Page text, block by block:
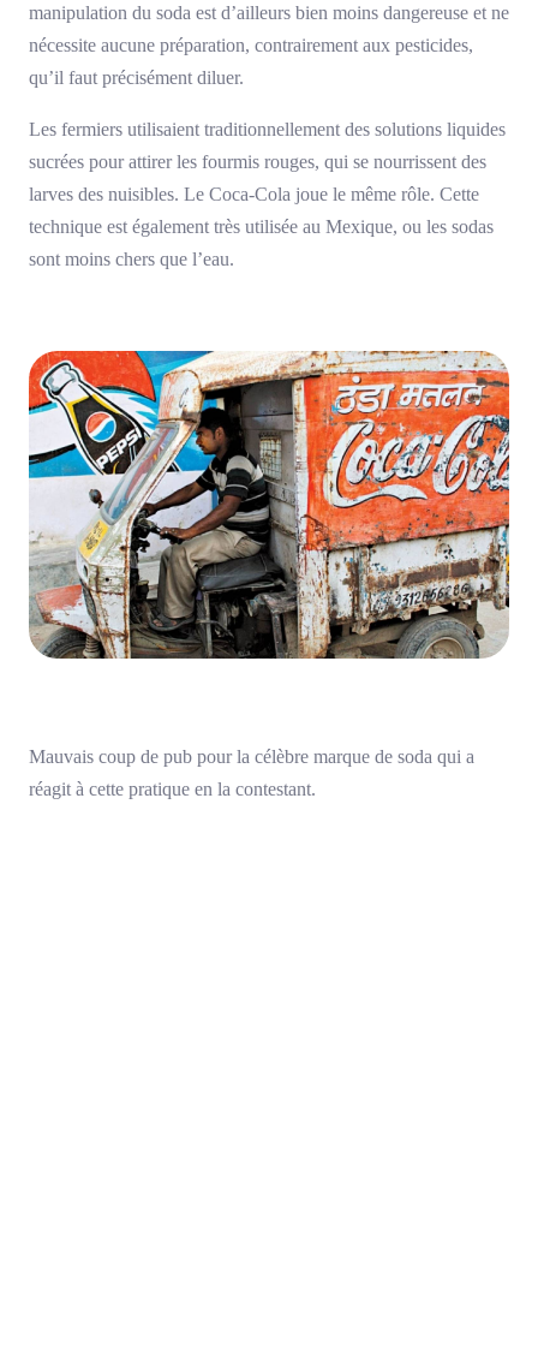
manipulation du soda est d’ailleurs bien moins dangereuse et ne
nécessite aucune préparation, contrairement aux pesticides,
qu’il faut précisément diluer.
Les fermiers utilisaient traditionnellement des solutions liquides
sucrées pour attirer les fourmis rouges, qui se nourrissent des
larves des nuisibles. Le Coca-Cola joue le même rôle. Cette
technique est également très utilisée au Mexique, ou les sodas
sont moins chers que l’eau.
Mauvais coup de pub pour la célèbre marque de soda qui a
réagit à cette pratique en la contestant.